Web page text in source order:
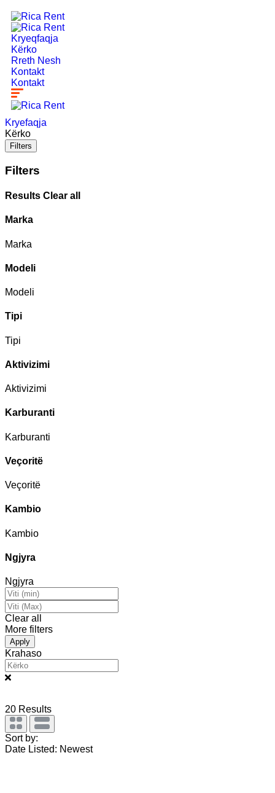
Kryeqfaqja
Kërko
Rreth Nesh
Kontakt
Kontakt
Kryefaqja
Kërko
Filters
Filters
Results Clear all
Marka
Marka
Modeli
Modeli
Tipi
Tipi
Aktivizimi
Aktivizimi
Karburanti
Karburanti
Veçoritë
Veçoritë
Kambio
Kambio
Ngjyra
Ngjyra
Clear all
More filters
Apply
Krahaso
20 Results
Sort by:
Date Listed: Newest